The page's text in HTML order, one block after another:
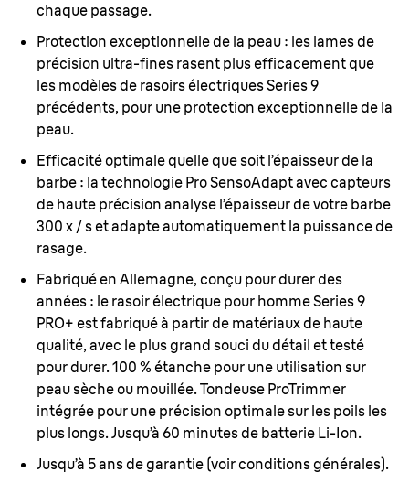
chaque passage.
Protection exceptionnelle de la peau : les lames de
précision ultra-fines rasent plus efficacement que
les modèles de rasoirs électriques Series 9
précédents, pour une protection exceptionnelle de la
peau.
Efficacité optimale quelle que soit l’épaisseur de la
barbe : la technologie Pro SensoAdapt avec capteurs
de haute précision analyse l’épaisseur de votre barbe
300 x / s et adapte automatiquement la puissance de
rasage.
Fabriqué en Allemagne, conçu pour durer des
années : le rasoir électrique pour homme Series 9
PRO+ est fabriqué à partir de matériaux de haute
qualité, avec le plus grand souci du détail et testé
pour durer. 100 % étanche pour une utilisation sur
peau sèche ou mouillée. Tondeuse ProTrimmer
intégrée pour une précision optimale sur les poils les
plus longs. Jusqu’à 60 minutes de batterie Li-Ion.
Jusqu’à 5 ans de garantie (voir conditions générales).